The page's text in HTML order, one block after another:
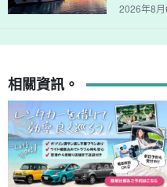
2026年8月
相關資訊。